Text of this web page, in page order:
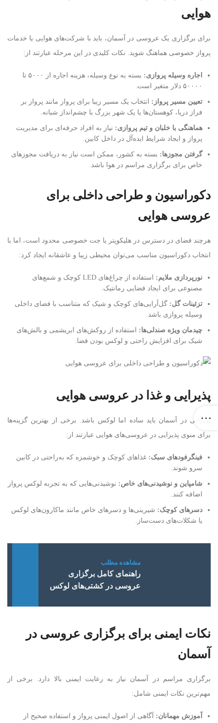
هوایی
برای برگزاری یک عروسی در آسمان، باید با شرکت‌های هوایی یا خدمات
پرواز خصوصی هماهنگ شوید. نکات کلیدی در این مرحله عبارتند از:
اجاره وسیله پروازی:
بسته به نوع وسیله، هزینه اجاره از ۵۰۰۰ تا
۵۰۰۰۰ دلار متغیر است.
تعیین مسیر پرواز : انتخاب یک مسیر زیبا برای پرواز مانند پرواز بر
فراز دریا، کوهستان‌ها یا یک شهر بزرگ با چشم‌انداز شبانه.
هماهنگی با خلبان و تیم پروازی: نیاز به افراد حرفه‌ای برای مدیریت
پرواز و ایجاد شرایط ایده‌آل در داخل کابین.
گرفتن مجوزها: بسته به کشور، ممکن است نیاز به دریافت مجوزهای
خاص برای برگزاری مراسم در هوا باشد.
دکوراسیون و طراحی داخلی برای
عروسی هوایی
هرچند فضای در دسترس در هلیکوپتر یا جت خصوصی محدود است، اما با
انتخاب دکوراسیون مناسب می‌توان محیطی زیبا و عاشقانه ایجاد کرد:
نورپردازی ملایم :
استفاده از چراغ‌های LED کوچک و شمع‌های
مصنوعی برای ایجاد فضایی رمانتیک.
تزئینات گل: گل‌آرایی‌های کوچک و شیک که متناسب با فضای داخلی
وسیله پروازی باشد.
چیدمان ویژه صندلی‌ها: استفاده از روکش‌های ابریشمی و بالش‌های
شیک برای افزایش راحتی و لوکس بودن فضا.
پذیرایی و غذا در عروسی هوایی
پذیرایی در آسمان باید ساده اما لوکس باشد. برخی از بهترین گزینه‌ها
برای منوی پذیرایی در عروسی‌های هوایی عبارتند از:
فینگرفودهای سبک: غذاهای کوچک و خوشمزه که به‌راحتی در کابین
سرو شوند.
شامپاین و نوشیدنی‌های خاص: نوشیدنی‌هایی که به تجربه لوکس پرواز
اضافه کنند.
دسرهای کوچک: شیرینی‌ها و دسرهای خاص مانند ماکارون‌های لوکس
یا شکلات‌های دست‌ساز.
راهنمای کامل برگزاری
عروسی در کشتی‌های لوکس
نکات ایمنی برای برگزاری عروسی در
آسمان
برگزاری مراسم در آسمان نیاز به رعایت ایمنی بالا دارد. برخی از
مهم‌ترین نکات ایمنی شامل:
آموزش مهمانان: آگاهی از اصول ایمنی پرواز و استفاده صحیح از